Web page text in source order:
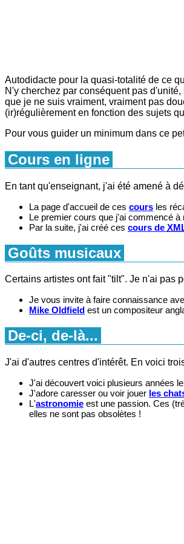
Autodidacte pour la quasi-totalité de ce
N'y cherchez par conséquent pas
que je ne suis vraiment, vraiment pas
(ir)régulièrement en fonction des sujets
Pour vous guider un minimum dans ce
Cours en ligne
En tant qu'enseignant, j'ai été amené à
La page d'accueil de ces cours les
Le premier cours que j'ai commencé à
Par la suite, j'ai créé ces cours de
Goûts musicaux
Certains artistes ont fait "tilt". Je n'ai pas
Je vous invite à faire connaissance
Mike Oldfield est un compositeur
De-ci, de-là...
J'ai d'autres centres d'intérêt. En voici
J'ai découvert voici plusieurs années
J'adore caresser ou voir jouer les
L'astronomie est une passion. Ces
elles ne sont pas obsolètes !